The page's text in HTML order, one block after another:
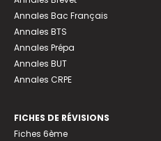
Annales Bac Français
Annales BTS
Annales Prépa
Annales BUT
Annales CRPE
FICHES DE RÉVISIONS
Fiches 6ème